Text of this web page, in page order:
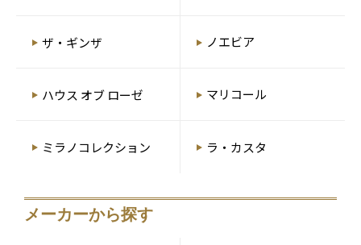
ザ・ギンザ ノエビア
ハウス オブ ローゼ マリコール
ミラノコレクション ラ・カスタ
メーカーから探す